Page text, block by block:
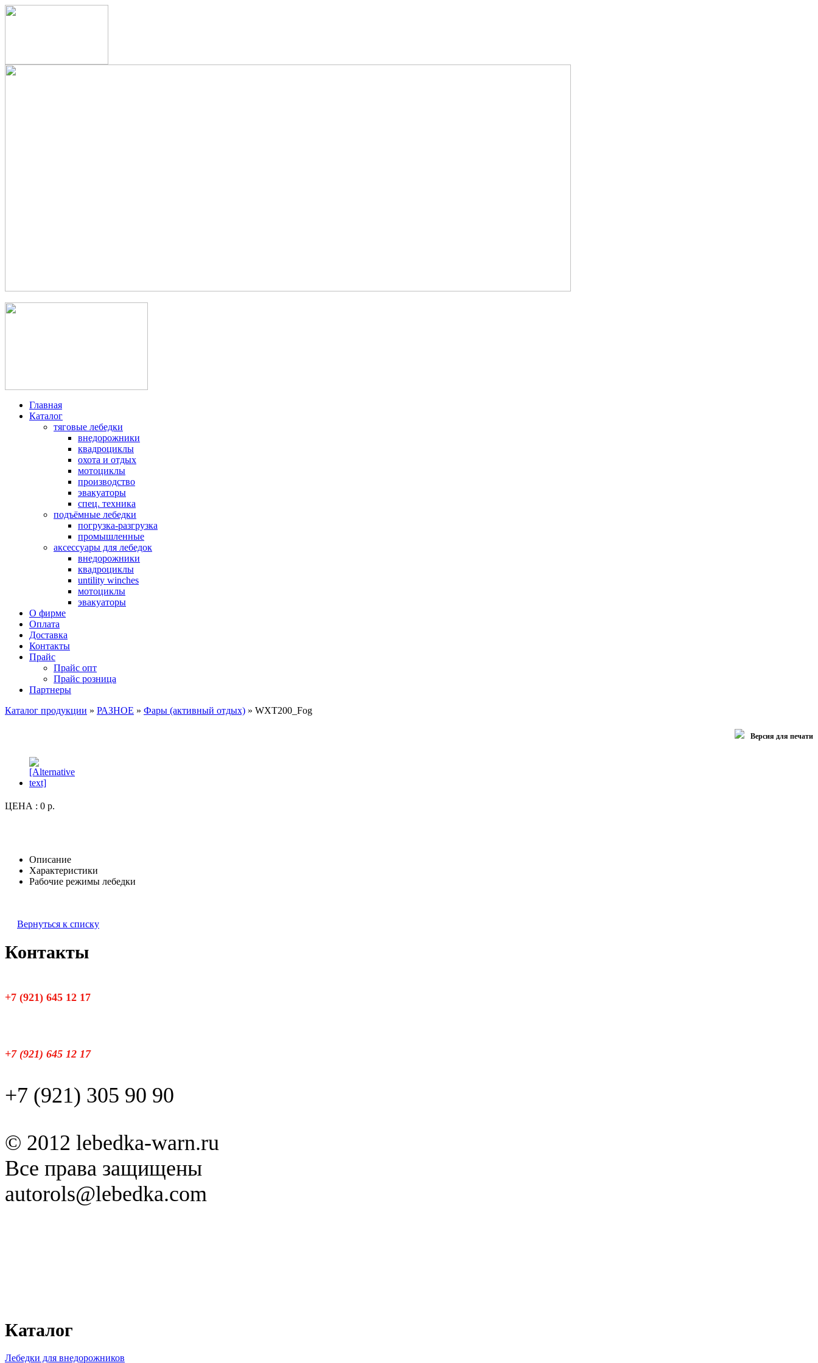
Главная
Каталог
тяговые лебедки
внедорожники
квадроциклы
охота и отдых
мотоциклы
производство
эвакуаторы
спец. техника
подъёмные лебедки
погрузка-разгрузка
промышленные
аксессуары для лебедок
внедорожники
квадроциклы
untility winches
мотоциклы
эвакуаторы
О фирме
Оплата
Доставка
Контакты
Прайс
Прайс опт
Прайс розница
Партнеры
Каталог продукции » РАЗНОЕ » Фары (активный отдых) » WXT200_Fog
Версия для печати
ЦЕНА : 0 р.
Описание
Характеристики
Рабочие режимы лебедки
Вернуться к списку
Контакты
+7 (921) 645 12 17
+7 (921) 645 12 17
+7 (921) 305 90 90
© 2012 lebedka-warn.ru
Все права защищены
autorols@lebedka.com
Каталог
Лебедки для внедорожников